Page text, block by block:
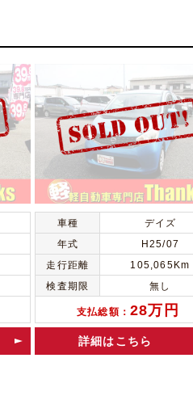
車種
デイズ
年式
H25/07
走行距離
105,065Km
検査期限
無し
支払総額： 28万円
詳細はこちら